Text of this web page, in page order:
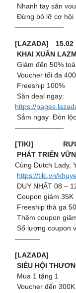
Nhanh tay săn
Đừng bỏ lỡ cơ hội
———————
[LAZADA]
KHAI XUÂN
Giảm đến 50%
Voucher tối đa
Freeship 100%
Săn deal ngay:
https://
Sắm ngay Đón
———————
[TIKI]
PHÁT TRIỂN
Cùng Dutch Lady,
https://tiki.vn/
DUY NHẤT 08 –
Coupon giảm 35K
Freeship thả ga
Thêm coupon
Số lượng coupon
———–
SIÊU HỘI
Mua 1 tặng 1
Voucher đến 300K